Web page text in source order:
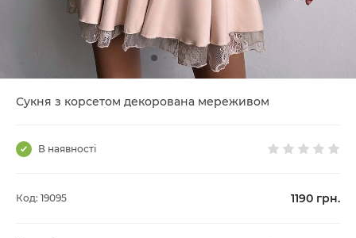
Сукня з корсетом декорована мереживом
В наявності
Код: 19095 1190 грн.